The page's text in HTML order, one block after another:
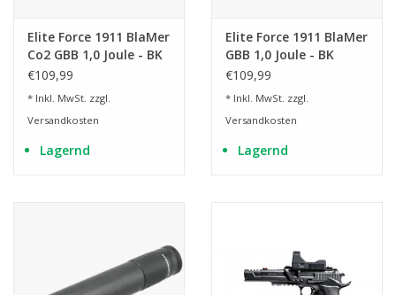
Elite Force 1911 BlaMer
Co2 GBB 1,0 Joule - BK
€109,99
* Inkl. MwSt. zzgl.
Versandkosten
Lagernd
Elite Force 1911 BlaMer
GBB 1,0 Joule - BK
€109,99
* Inkl. MwSt. zzgl.
Versandkosten
Lagernd